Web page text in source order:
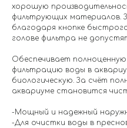
хорошую
фильтрующих материалов.
благодаря кнопке
голове фильтра не
Обеспечивает
фильтрацию воды в
биологическую. За счёт
аквариуме становится
-Мощный и надежный
-Для очистки воды в